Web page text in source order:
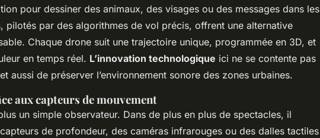
pour dessiner des animaux, des visages ou des messages dans les
pilotés par des algorithmes de vol précis, offrent une alternative
Chaque drone suit une trajectoire unique, programmée en 3D, et
en temps réel. L’innovation technologique ici ne se contente pas
aussi de préserver l’environnement sonore des zones urbaines.
aux capteurs de mouvement
un simple observateur. Dans de plus en plus de spectacles, il
de profondeur, des caméras infrarouges ou des dalles tactiles